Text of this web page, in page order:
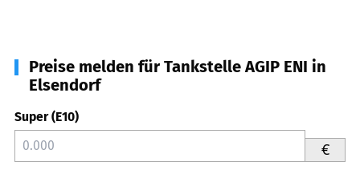
Preise melden für Tankstelle AGIP ENI in
Elsendorf
Super (E10)
€